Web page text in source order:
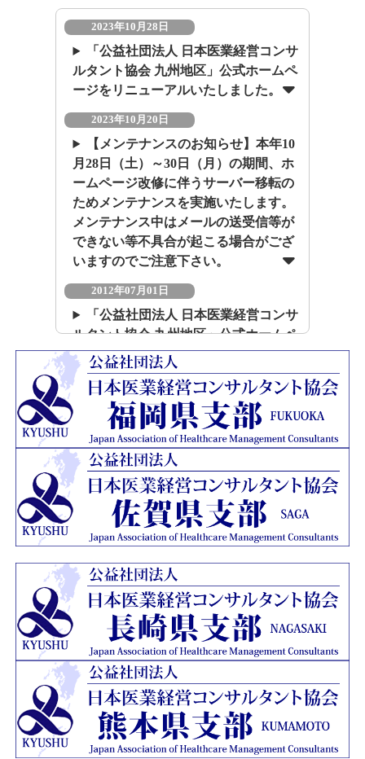
2023年10月28日
「公益社団法人 日本医業経営コンサ
ルタント協会 九州地区」公式ホームペ
ージをリニューアルいたしました。
2023年10月20日
【メンテナンスのお知らせ】本年10
月28日（土）～30日（月）の期間、ホ
ームページ改修に伴うサーバー移転の
ためメンテナンスを実施いたします。
メンテナンス中はメールの送受信等が
できない等不具合が起こる場合がござ
いますのでご注意下さい。
2012年07月01日
「公益社団法人 日本医業経営コンサ
ルタント協会 九州地区」公式ホームペ
ージを開設いたしました。